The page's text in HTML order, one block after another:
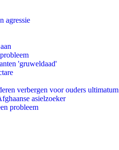
agressie
'gruweldaad'
verbergen voor ouders ultimatum
asielzoeker
probleem